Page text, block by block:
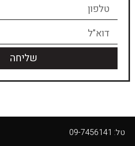
שליחה
טל: 09-7456141